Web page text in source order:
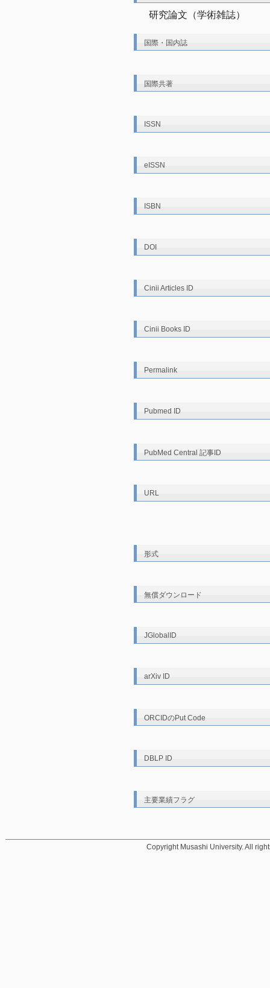
研究論文（学術雑誌）
国際・国内誌
国際共著
ISSN
eISSN
ISBN
DOI
Cinii Articles ID
Cinii Books ID
Permalink
Pubmed ID
PubMed Central 記事ID
URL
形式
無償ダウンロード
JGlobalID
arXiv ID
ORCIDのPut Code
DBLP ID
主要業績フラグ